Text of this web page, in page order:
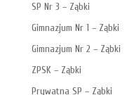
SP Nr 3 – Ząbki
Gimnazjum Nr 1 – Ząbki
Gimnazjum Nr 2 – Ząbki
ZPSK – Ząbki
Prywatna SP – Ząbki